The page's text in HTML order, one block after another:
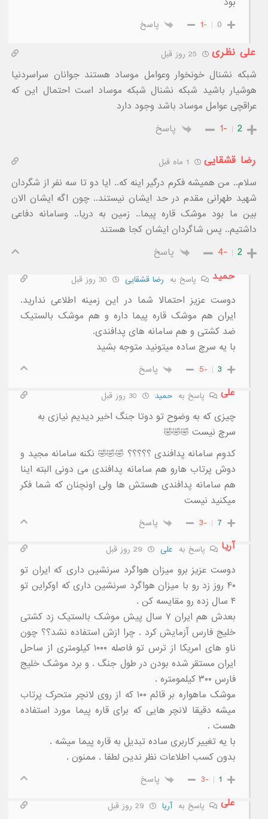
0
-1 پاسخ
علی نظری
شبکه نشنال خونخوار وعوامل موساد هستند جوانان سراسردنیا
هوشیار باشید شبکه نشنال شبکه موساد است احتمال این که
عراقچی عوامل موساد باشد وجود دارد
2
-1 پاسخ
رضا قشقایی
سلام.. من همیشه فکرم درگیر اینه که.. ایا دو تا سه نفر از شگردان
شهید طهرانی مقدم در حد ایشان نیستند.. چون اگه ایشان الان
بین ما بود موشک قاره پیما.. زمین به دریا.. وسامانه دفاعی
داشتیم.. پس شاگردان ایشان کجا هستند
2
-4
پاسخ
حمید
پاسخ به رضا قشقایی
دوست عزیز احتمالا شما در این زمینه اطلاعی ندارید.
ایران هم موشک قاره پیما داره و هم موشک بالستیک
ضد کشتی و هم سامانه های پدافندی.
با یه سرچ ساده میتونید متوجه بشید
3
-5 پاسخ
علی پاسخ بهحمید
چیزی که به وضوح تو دوتا جنگ اخیر دیدیم نیازی به
سرچ نیست 🤣🤣🤣
کدوم سامانه پدافندی ؟؟؟؟؟ 🤣🤣🤣 نکنه سامانه مجید و
دوش پرتاب هارو هم سامانه پدافندی می دونی البته اینا
هم سامانه پدافندی هستش ها ولی اونچنان که شما فکر
میکنید نیست
7
-3 پاسخ
آریا پاسخ به علی
دوست عزیز برو میزان هواگرد سرنشین داری که ایران تو
۴۰ روز زد رو با میزان هواگرد سرنشین داری که اوکراین تو
۴ سال زده رو مقایسه کن .
بعدش هم ایران ۷ سال پیش موشک بالستیک زد کشتی
خلیج فارس آزمایش کرد . چرا ازش استفاده نشد؟؟ چون
ناو های امریکا از ترس تو فاصله ۱۰۰۰ کیلومتری از ساحل
ایران مستقر شده بودن در طول جنگ . و برد موشک خلیج
فارس ۳۰۰ کیلمومتره .
موشک ماهواره بر قائم ۱۰۰ که از روی لانچر متحرک پرتاب
میشه دقیقا لانچر هایی که برای قاره پیما مورد استفاده
هست .
با یه تغییر کاربری ساده تبدیل به قاره پیما میشه .
بدون کسب اطلاعات نظر ندین لطفا . ممنون .
1
-3 پاسخ
علی پاسخ بهآریا